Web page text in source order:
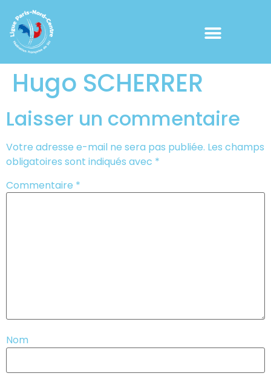
Hugo SCHERRER
Laisser un commentaire
Votre adresse e-mail ne sera pas publiée. Les champs
obligatoires sont indiqués avec *
Commentaire *
Nom